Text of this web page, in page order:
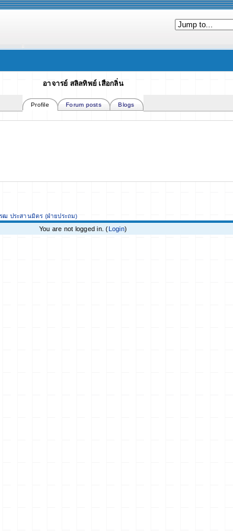
อาจารย์ สลิลทิพย์ เสือกลิ่น
Profile Forum posts Blogs
ฒ ประสานมิตร (ฝ่ายประถม)
You are not logged in. ( Login)